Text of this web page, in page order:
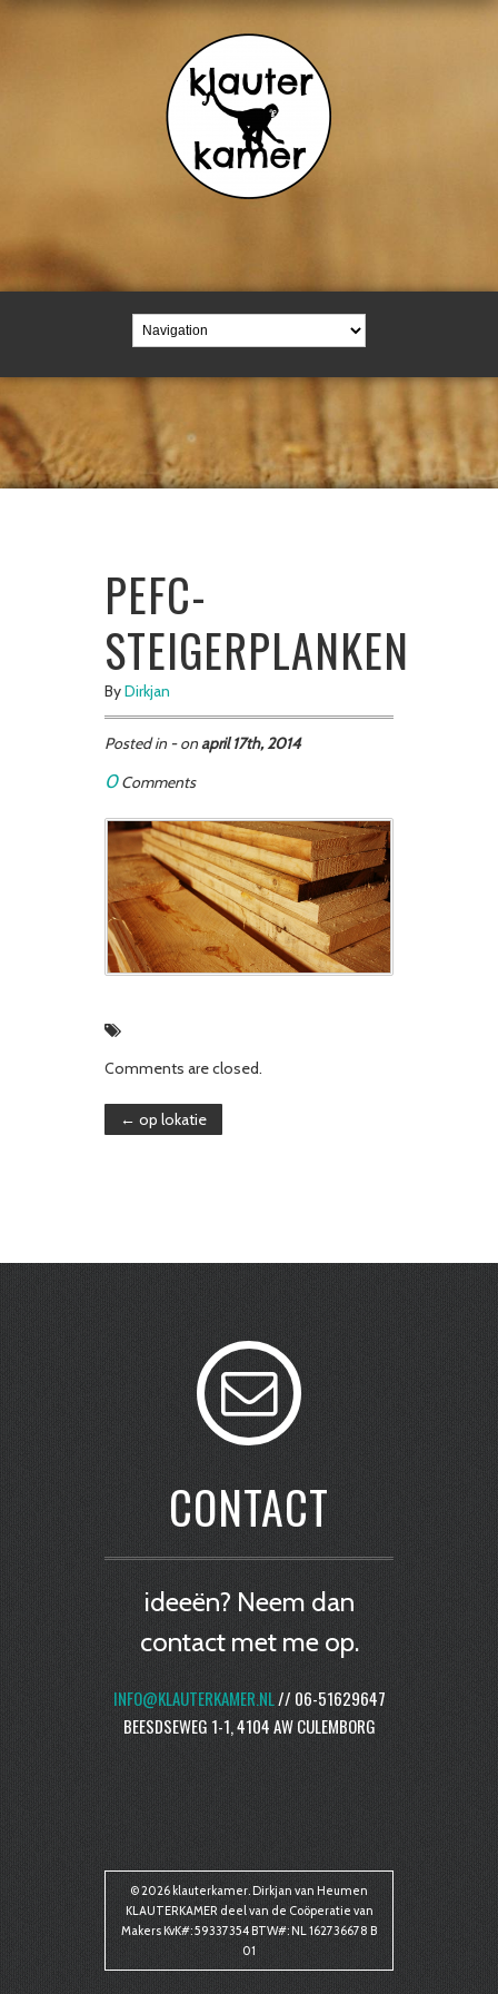
PEFC-
STEIGERPLANKEN
ByDirkjan
Posted in - onapril 17th, 2014
0Comments
Comments are closed.
← op lokatie
CONTACT
ideeën? Neem dan
contact met me op.
INFO@KLAUTERKAMER.NL// 06-51629647
BEESDSEWEG 1-1, 4104 AW CULEMBORG
© 2026 klauterkamer. Dirkjan van Heumen
KLAUTERKAMER deel van de Coöperatie van
Makers KvK#: 59337354 BTW#: NL 162736678 B
01